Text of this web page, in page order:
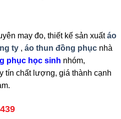
may đo, thiết kế sản xuấtáo
ty, áo thun đồng phụcnhà
phục học sinh nhóm,
tín chất lượng, giá thành cạnh